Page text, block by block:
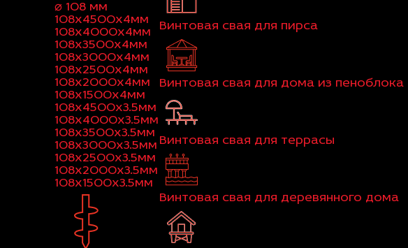
⌀ 108 мм
108x4500x4мм
108x4000x4мм
108x3500x4мм
108x3000x4мм
108x2500x4мм
108x2000x4мм
108x1500x4мм
108x4500x3.5мм
108x4000x3.5мм
108x3500x3.5мм
108x3000x3.5мм
108x2500x3.5мм
108x2000x3.5мм
108x1500x3.5мм
Винтовая свая для пирса
Винтовая свая для дома из пеноблока
Винтовая свая для террасы
Винтовая свая для деревянного дома